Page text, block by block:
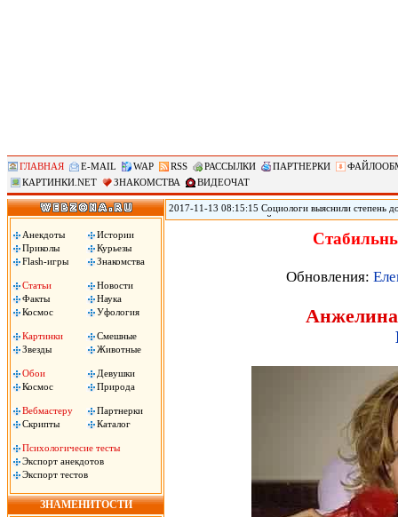
ГЛАВНАЯ E-MAIL WAP RSS РАССЫЛКИ ПАРТНЕРКИ
КАРТИНКИ.NET
ЗНАКОМСТВА ВИДЕОЧАТ
Анекдоты
Истории
Приколы
Курьезы
Flash-игры
Знакомства
Статьи
Новости
Факты
Наука
Космос
Уфология
Картинки
Смешные
Звезды
Животные
Обои
Девушки
Космос
Природа
Вебмастеру
Партнерки
Скрипты
Каталог
Психологичесие тесты
Экспорт анекдотов
Экспорт тестов
ЗНАМЕНИТОСТИ
2017-11-13 08:15:15 Социологи выяснили степень
журналистам и полицейским, следует из
полицейские – 3,12 баллов. При этом 40% заявили,
Обновления: